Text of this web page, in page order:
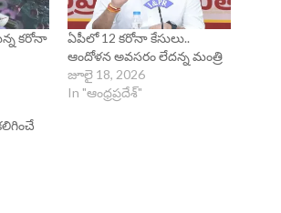
కరోనా
ఏపీలో 12 కరోనా కేసులు..
ఆందోళన అవసరం లేదన్న మంత్రి
జూలై 18, 2026
In "ఆంధ్రప్రదేశ్"